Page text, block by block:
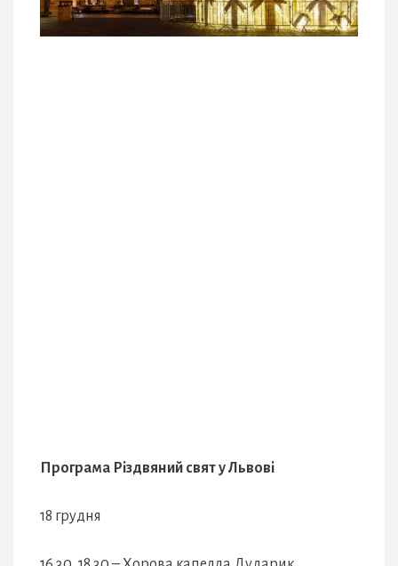
Програма Різдвяний свят у Львові
18 грудня